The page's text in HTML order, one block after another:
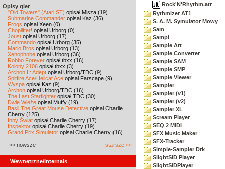
Opisy gier
"Old Towers" (Atari ST) opisał Misza (19)
Submarine Commander opisał Kaz (36)
Frogs opisał Xeen (0)
Choplifter! opisał Urborg (0)
Joust opisał Urborg (17)
Commando opisał Urborg (35)
Mario Bros opisał Urborg (13)
Xenophobe opisał Urborg (36)
Robbo Forever opisał tbxx (16)
Kolony 2106 opisał tbxx (3)
Archon II: Adept opisał Urborg/TDC (9)
Spitfire Ace/Hellcat Ace opisał Farscape (9)
Wyspa opisał Kaz (9)
Archon opisał Urborg/TDC (16)
The Last Starfighter opisał TDC (30)
Dwie Wieże opisał Muffy (19)
Basil The Great Mouse Detective opisał Charlie
Cherry (125)
Inny Świat opisał Charlie Cherry (17)
Inspektor opisał Charlie Cherry (19)
Grand Prix Simulator opisał Charlie Cherry (16)
«« nowsze starsze »»
Wewnętrzne/Internals
Rock'N'Rhythm.atr
Rythmizer AT1
S. A. M. Symulator Mowy
Sam
Sampi
Sample Art
Sample Converter
Sample SAM
Sample SMP
Sample Viewer
Sampler
Sampler (v1)
Sampler (v2)
Sampler XL
Scream Player
SEQ 2 MIDI
SFX Music Maker
SFX-Tracker
Simple-Sampler Drk
SlightSID Player
SlightSIDPlayer